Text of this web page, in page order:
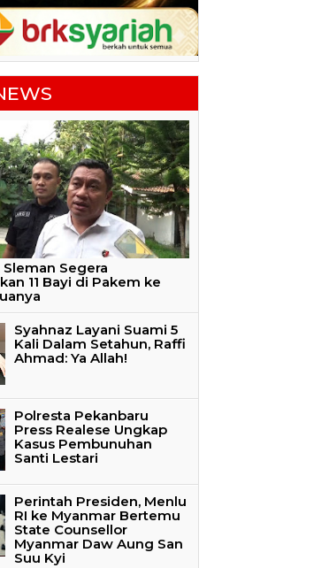
Segera
11 Bayi di Pakem ke
Syahnaz Layani Suami 5
Kali Dalam Setahun, Raffi
Ahmad: Ya Allah!
Polresta Pekanbaru
Press Realese Ungkap
Kasus Pembunuhan
Santi Lestari
Perintah Presiden, Menlu
RI ke Myanmar Bertemu
State Counsellor
Myanmar Daw Aung San
Suu Kyi